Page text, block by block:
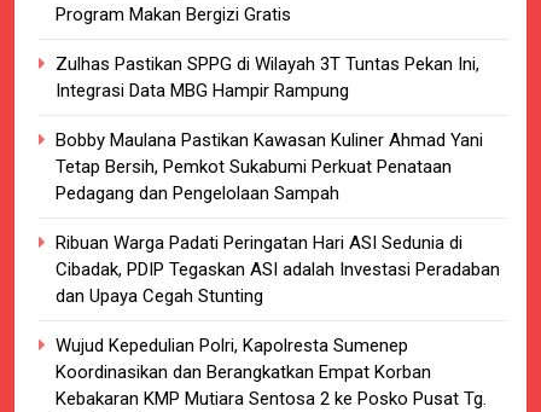
Program Makan Bergizi Gratis
Zulhas Pastikan SPPG di Wilayah 3T Tuntas Pekan Ini,
Integrasi Data MBG Hampir Rampung
Bobby Maulana Pastikan Kawasan Kuliner Ahmad Yani
Tetap Bersih, Pemkot Sukabumi Perkuat Penataan
Pedagang dan Pengelolaan Sampah
Ribuan Warga Padati Peringatan Hari ASI Sedunia di
Cibadak, PDIP Tegaskan ASI adalah Investasi Peradaban
dan Upaya Cegah Stunting
Wujud Kepedulian Polri, Kapolresta Sumenep
Koordinasikan dan Berangkatkan Empat Korban
Kebakaran KMP Mutiara Sentosa 2 ke Posko Pusat Tg.